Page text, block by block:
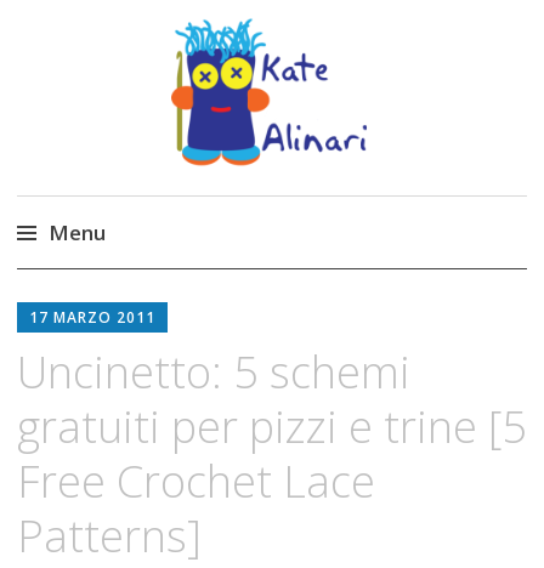
Made by Kate
Kate Alinari, corsi di uncinetto, entusiasmo,
schemi gratuiti, amigurumi, I Balocchi del Tipo
Strano, traduzioni e tanto divertimento!
Menu
to
17 MARZO 2011
Uncinetto: 5 schemi
gratuiti per pizzi e trine [5
Free Crochet Lace
Patterns]